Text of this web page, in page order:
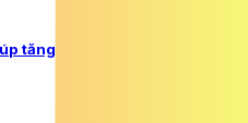
tăng cường sức mạnh lưng